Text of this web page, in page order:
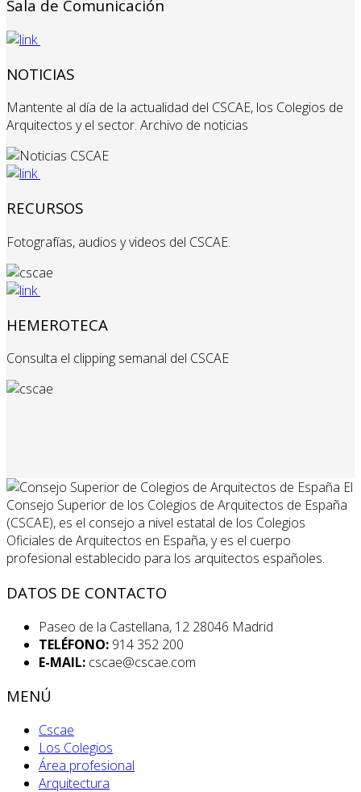
Sala de Comunicación
NOTICIAS
Mantente al día de la actualidad del CSCAE, los Colegios de
Arquitectos y el sector. Archivo de noticias
RECURSOS
Fotografías, audios y videos del CSCAE.
HEMEROTECA
Consulta el clipping semanal del CSCAE
El
Consejo Superior de los Colegios de Arquitectos de España
(CSCAE), es el consejo a nivel estatal de los Colegios
Oficiales de Arquitectos en España, y es el cuerpo
profesional establecido para los arquitectos españoles.
DATOS DE CONTACTO
Paseo de la Castellana, 12 28046 Madrid
TELÉFONO: 914 352 200
E-MAIL: cscae@cscae.com
MENÚ
Cscae
Los Colegios
Área profesional
Arquitectura